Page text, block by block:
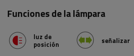
Funciones de la lámpara
luz de
posición
señalizar